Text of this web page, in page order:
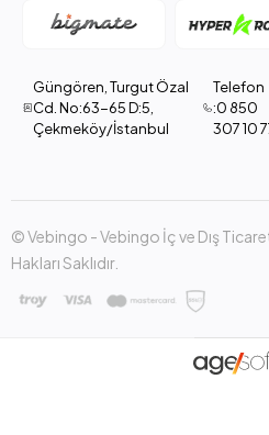
Güngören, Turgut Özal
Cd. No:63-65 D:5,
Çekmeköy/İstanbul
Telefon
:0 850
307 10
© Vebingo - Vebingo İç ve Dış
Hakları Saklıdır.